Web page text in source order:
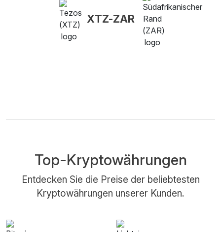
XTZ-ZAR
Top-Kryptowährungen
Entdecken Sie die Preise der beliebtesten
Kryptowährungen unserer Kunden.